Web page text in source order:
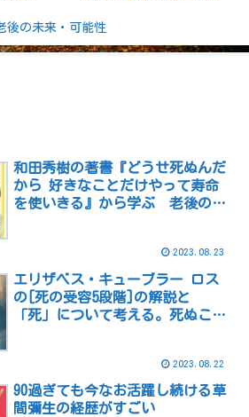
後の未来・可能性
和田秀樹の著書『どうせ死ぬんだ
から 好きなことだけやって寿命
を使いきる』から学ぶ 老後の充
2023.08.23
エリザベス・キューブラー ロス
の[死の受容5段階]の解説と
「死」について考える。死ぬこと
2023.08.22
90過ぎても今なお活躍し続ける草
間彌生の経歴がすごい